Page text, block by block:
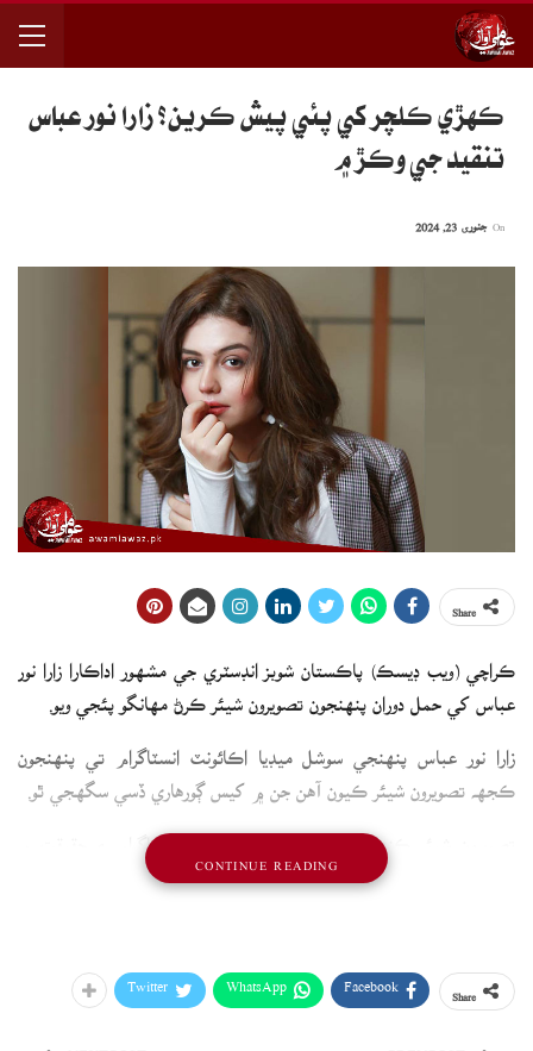
ڪهڙي ڪلچر کي پئي پيش ڪرين؟ زارا نور عباس
تنقيد جي وڪڙ ۾
ڪراچي (ويب ڊيسڪ) پاڪستان شوبز انڊسٽري جي مشهور اداڪارا زارا نور
عباس کي حمل دوران پنهنجون تصويرون شيئر ڪرڻ مهانگو پئجي ويو.
زارا نور عباس پنهنجي سوشل ميڊيا اڪائونٽ انسٽاگرام تي پنهنجون
ڪجهه تصويرون شيئر ڪيون آهن جن ۾ کيس ڳورهاري ڏسي سگھجي ٿو.
تصويرون شيئر ڪندي زارا ڪيپشن ۾ لکيو ته انسٽاگرام ۽ حقيقت ۾
Facebook
WhatsApp
Twitter